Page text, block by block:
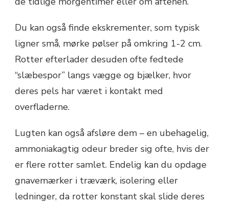
Du kan også finde ekskrementer, som typisk
ligner små, mørke pølser på omkring 1-2 cm.
Rotter efterlader desuden ofte fedtede
“slæbespor” langs vægge og bjælker, hvor
deres pels har været i kontakt med
overfladerne.
Lugten kan også afsløre dem – en ubehagelig,
ammoniakagtig odeur breder sig ofte, hvis der
er flere rotter samlet. Endelig kan du opdage
gnavemærker i træværk, isolering eller
ledninger, da rotter konstant skal slide deres